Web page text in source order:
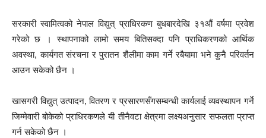
सरकारी स्वामित्वको नेपाल विद्युत् प्राधिरकण बुधबारदेखि ३१औं वर्षमा प्रवेश
गरेको छ । स्थापनाको लामो समय बितिसक्दा पनि प्राधिकरणको आर्थिक
अवस्था, कार्यगत संरचना र पुरातन शैलीमा काम गर्ने रबैयामा भने कुनै परिवर्तन
आउन सकेको छैन ।
खासगरी विद्युत् उत्पादन, वितरण र प्रसारणसँगसम्बन्धी कार्यलाई व्यवस्थापन गर्ने
जिम्मेवारी बोकेको प्राधिरकणले यी तीनैवटा क्षेत्रमा लक्ष्यअनुसार सफलता प्राप्त
गर्न सकेको छैन ।